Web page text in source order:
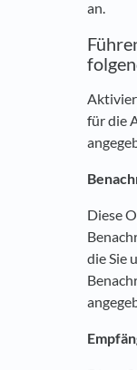
an.
für die
Diese
die Sie